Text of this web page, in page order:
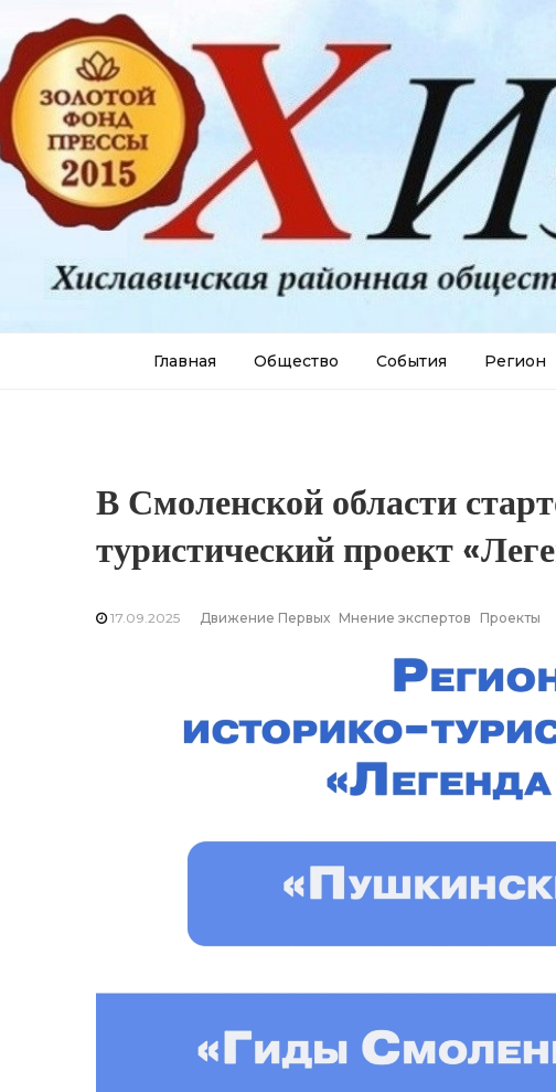
Главная Общество События Регион
В Смоленской области
туристический проект
17.09.2025 Движение Первых Мнение экспертов Проекты